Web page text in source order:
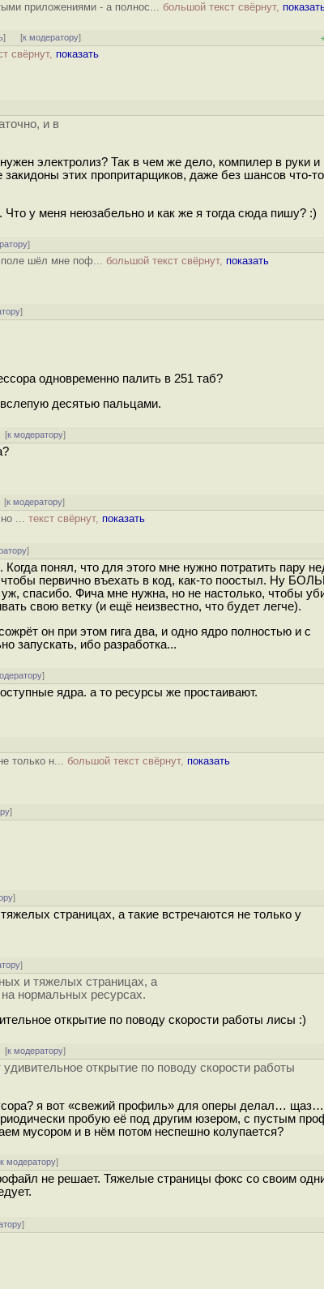
приложениями - а полнос... большой текст свёрнут,
] [к модератору]
свёрнут, показать
и в
электролиз? Так в чем же дело, компилер в руки и
этих пропритарщиков, даже без шансов что-то
у меня неюзабельно и как же я тогда сюда пишу? :)
]
поле шёл мне поф... большой текст свёрнут, показать
]
одновременно палить в 251 таб?
десятью пальцами.
[к модератору]
[к модератору]
... текст свёрнут, показать
]
понял, что для этого мне нужно потратить пару
первично въехать в код, как-то поостыл. Ну
спасибо. Фича мне нужна, но не настолько, чтобы
свою ветку (и ещё неизвестно, что будет легче).
он при этом гига два, и одно ядро полностью и с
запускать, ибо разработка...
]
ядра. а то ресурсы же простаивают.
только н... большой текст свёрнут, показать
]
]
страницах, а такие встречаются не только у
]
и тяжелых страницах, а
нормальных ресурсах.
открытие по поводу скорости работы лисы :)
[к модератору]
открытие по поводу скорости работы
я вот «свежий профиль» для оперы делал…
пробую её под другим юзером, с пустым
мусором и в нём потом неспешно колупается?
к модератору]
не решает. Тяжелые страницы фокс со своим
]